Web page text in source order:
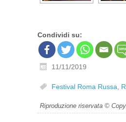
Condividi su:
11/11/2019
Festival Roma Russa,
Riproduzione riservata ©